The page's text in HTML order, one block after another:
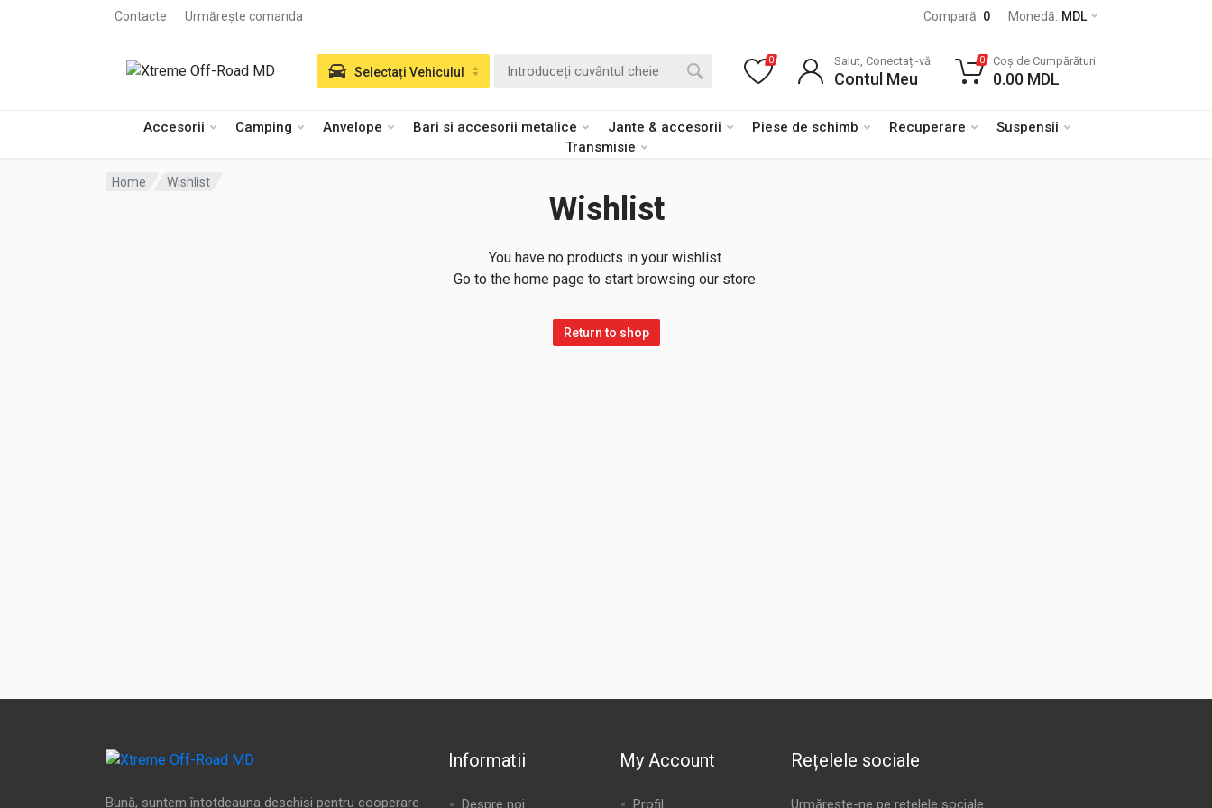
Contacte Urmărește comanda Compară: 0 Monedă: MDL
Accesorii Camping Anvelope Bari si accesorii metalice Jante & accesorii Piese de schimb Recuperare
Suspensii
Transmisie
Selectați Vehiculul
0 Salut, Conectați-vă
Contul Meu
0 Coș de Cumpărături
0.00 MDL
Home Wishlist
Wishlist
You have no products in your wishlist.
Go to the home page to start browsing our store.
Return to shop
Bună, suntem întotdeauna deschiși pentru cooperare
Informatii
Despre noi
My Account
Profil
Rețelele sociale
Urmărește-ne pe rețelele sociale